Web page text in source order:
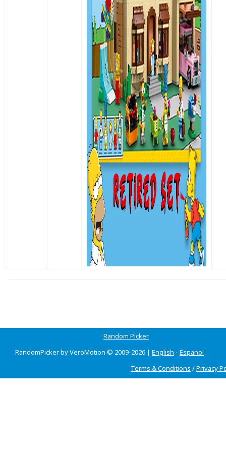
Random Picker
RandomPicker by VeroMotion © 2009-2026 | English - Espanol
Terms & Conditions /Privacy